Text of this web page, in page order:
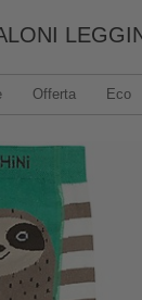
Offerta Eco